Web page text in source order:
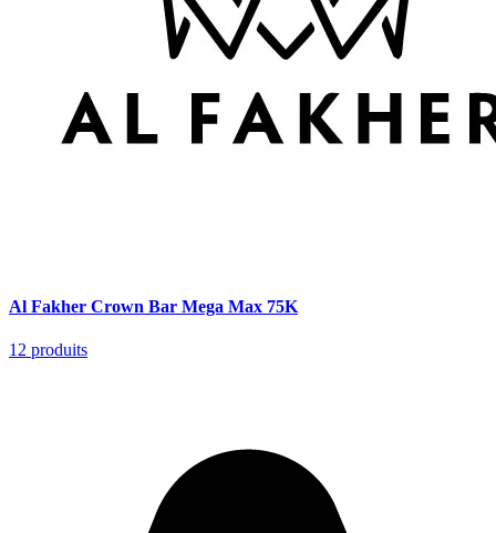
Al Fakher Crown Bar Mega Max 75K
12 produits